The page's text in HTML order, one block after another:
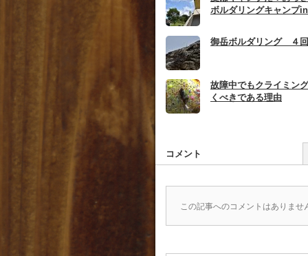
ボルダリングキャンプ
御岳ボルダリング ４
故障中でもクライミン
くべきである理由
コメント
この記事へのコメントはありませ